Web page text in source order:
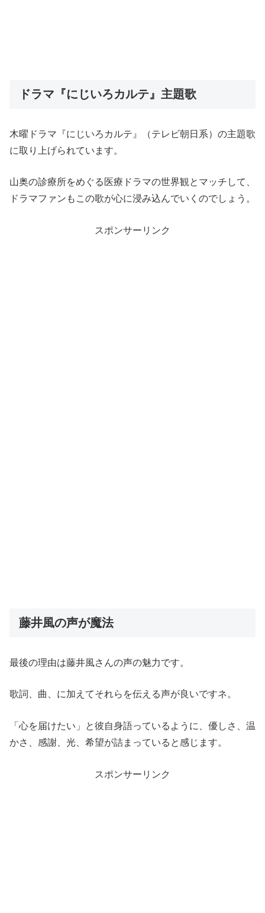
ドラマ『にじいろカルテ』主題歌
木曜ドラマ『にじいろカルテ』（テレビ朝日系）の主題歌
に取り上げられています。
山奥の診療所をめぐる医療ドラマの世界観とマッチして、
ドラマファンもこの歌が心に浸み込んでいくのでしょう。
スポンサーリンク
藤井風の声が魔法
最後の理由は藤井風さんの声の魅力です。
歌詞、曲、に加えてそれらを伝える声が良いですネ。
「心を届けたい」と彼自身語っているように、優しさ、温
かさ、感謝、光、希望が詰まっていると感じます。
スポンサーリンク